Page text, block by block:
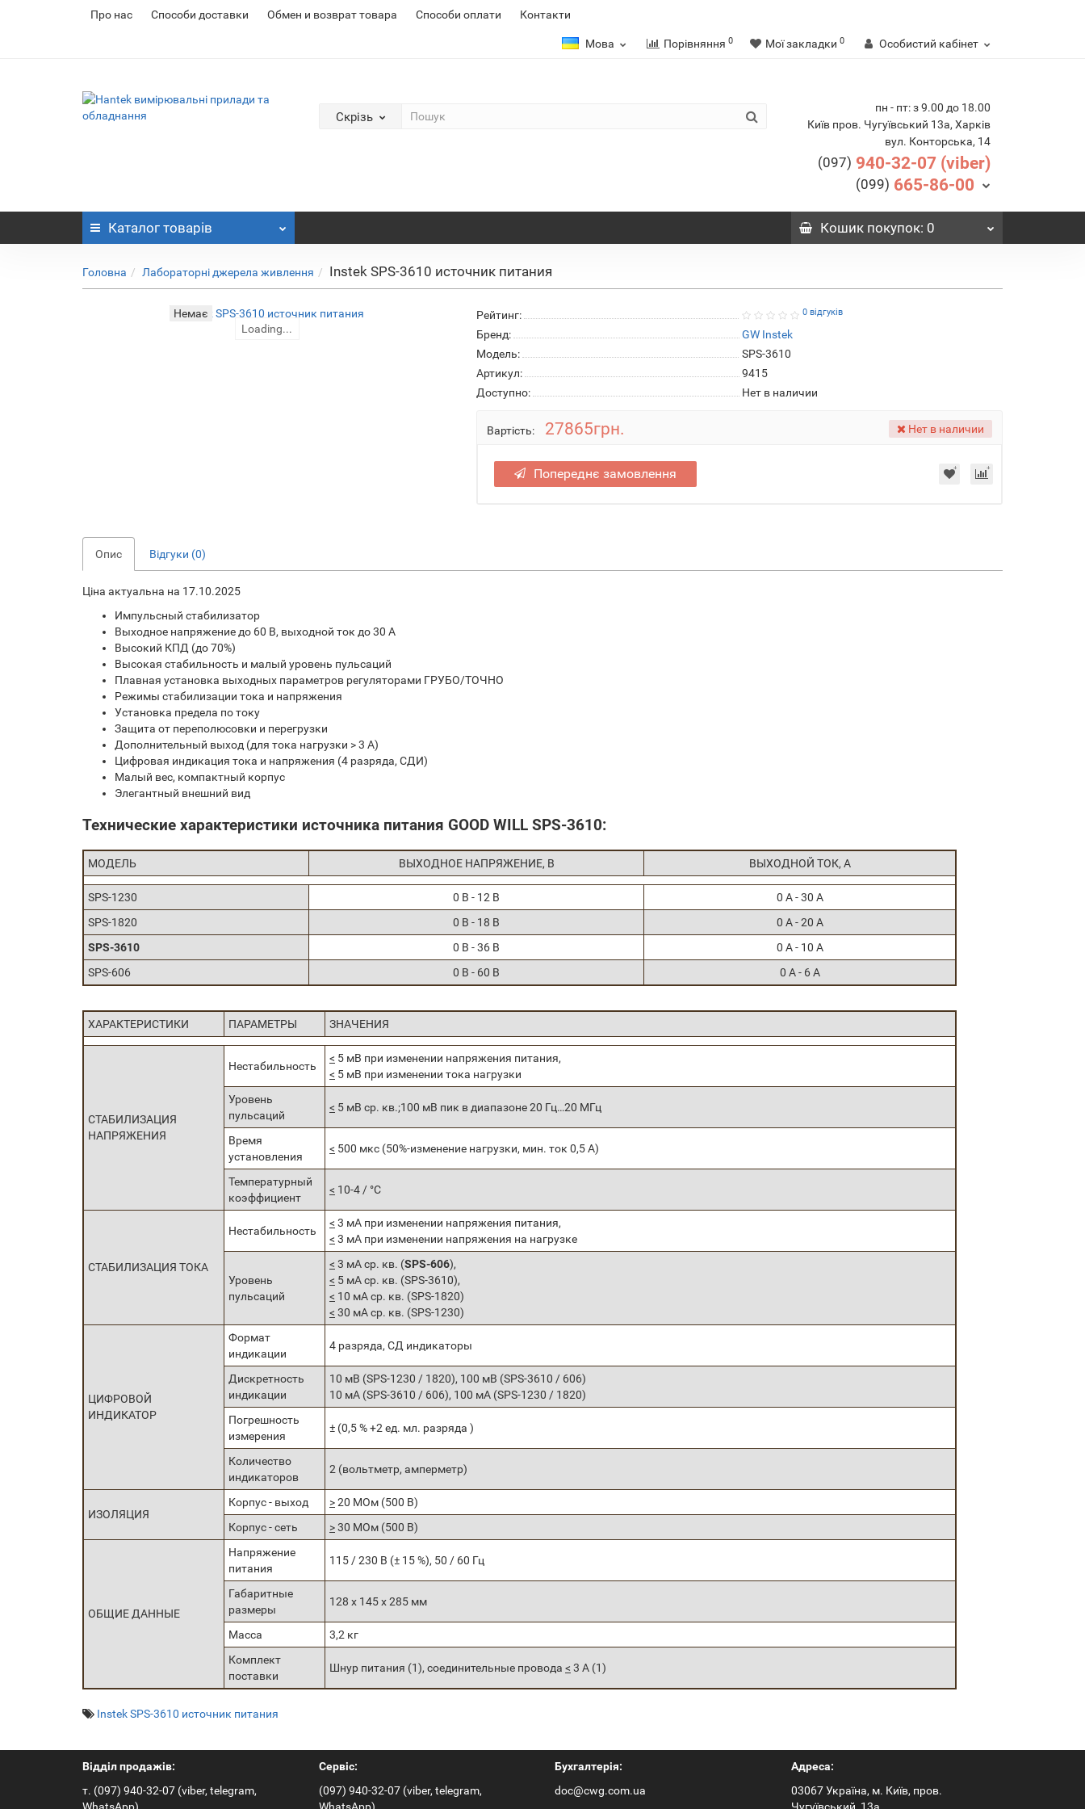
Про нас Cпособи доставки Обмен и возврат товара Способи оплати Контакти
Мова Порівняння 0 Мої закладки 0 Особистий кабінет
Скрізь
пн - пт: з 9.00 до 18.00
Київ пров. Чугуївський 13а, Харків
вул. Конторська, 14
(097) 940-32-07 (viber)
(099) 665-86-00
Каталог товарів Кошикпокупок: 0
Головна Лабораторні джерела живлення Instek SPS-3610 источник питания
Немає
Loading...
Loading...
Рейтинг: 0 відгуків
Бренд:
GW Instek
Модель:
SPS-3610
Артикул:
9415
Доступно:
Нет в наличии
Вартість: 27865грн. Нет в наличии
Попереднє замовлення
Опис Відгуки (0)
Ціна актуальна на 17.10.2025
Импульсный стабилизатор
Выходное напряжение до 60 В, выходной ток до 30 А
Высокий КПД (до 70%)
Высокая стабильность и малый уровень пульсаций
Плавная установка выходных параметров регуляторами ГРУБО/ТОЧНО
Режимы стабилизации тока и напряжения
Установка предела по току
Защита от переполюсовки и перегрузки
Дополнительный выход (для тока нагрузки > 3 А)
Цифровая индикация тока и напряжения (4 разряда, СДИ)
Малый вес, компактный корпус
Элегантный внешний вид
Технические характеристики источника питания GOOD WILL SPS-3610:
МОДЕЛЬ ВЫХОДНОЕ НАПРЯЖЕНИЕ, В ВЫХОДНОЙ ТОК, А
SPS-1230 0 B - 12 B
0 A - 30 A
SPS-1820
0 B - 18 B
0 A - 20 A
SPS-3610
0 B - 36 B
0 A - 10 A
SPS-606
0 B - 60 B 0 A - 6 A
ХАРАКТЕРИСТИКИ ПАРАМЕТРЫ ЗНАЧЕНИЯ
СТАБИЛИЗАЦИЯ
НАПРЯЖЕНИЯ
Нестабильность
< 5 мВ при изменении напряжения питания,
< 5 мВ при изменении тока нагрузки
Уровень
пульсаций
< 5 мВ ср. кв.;100 мВ пик в диапазоне 20 Гц…20 МГц
Время
установления
< 500 мкс (50%-изменение нагрузки, мин. ток 0,5 А)
Температурный
коэффициент
< 10-4 / °С
СТАБИЛИЗАЦИЯ ТОКА
Нестабильность
< 3 мА при изменении напряжения питания,
< 3 мА при изменении напряжения на нагрузке
Уровень
пульсаций
< 3 мА ср. кв. (SPS-606),
< 5 мА ср. кв. (SPS-3610),
< 10 мА ср. кв. (SPS-1820)
< 30 мА ср. кв. (SPS-1230)
ЦИФРОВОЙ
ИНДИКАТОР
Формат
индикации
4 разряда, СД индикаторы
Дискретность
индикации
10 мВ (SPS-1230 / 1820), 100 мВ (SPS-3610 / 606)
10 мА (SPS-3610 / 606), 100 мА (SPS-1230 / 1820)
Погрешность
измерения
± (0,5 % +2 ед. мл. разряда )
Количество
индикаторов
2 (вольтметр, амперметр)
ИЗОЛЯЦИЯ
Корпус - выход >20 МОм (500 В)
Корпус - сеть
>30 МОм (500 В)
ОБЩИЕ ДАННЫЕ
Напряжение
питания
115 / 230 В (± 15 %), 50 / 60 Гц
Габаритные
размеры
128 x 145 x 285 мм
Масса
3,2 кг
Комплект
поставки
Шнур питания (1), соединительные провода < 3 А (1)
Instek SPS-3610 источник питания
Відділ продажів:
т. (097) 940-32-07 (viber, telegram,
Сервіс:
(097) 940-32-07 (viber, telegram,
Бухгалтерія:
doc@cwg.com.ua
Адреса:
03067 Україна, м. Київ, пров.